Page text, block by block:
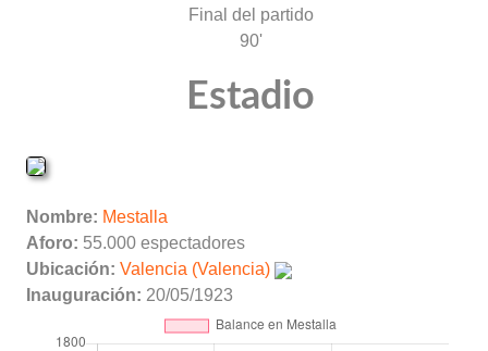
Final del partido
90'
Estadio
Nombre: Mestalla
Aforo: 55.000 espectadores
Ubicación: Valencia (Valencia)
Inauguración: 20/05/1923